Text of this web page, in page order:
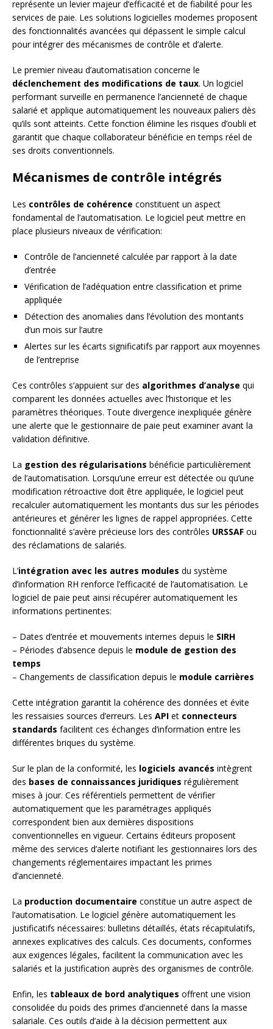
représente un levier majeur d’efficacité et de fiabilité pour les
services de paie. Les solutions logicielles modernes proposent
des fonctionnalités avancées qui dépassent le simple calcul
pour intégrer des mécanismes de contrôle et d’alerte.
Le premier niveau d’automatisation concerne le
déclenchement des modifications de taux. Un logiciel
performant surveille en permanence l’ancienneté de chaque
salarié et applique automatiquement les nouveaux paliers dès
qu’ils sont atteints. Cette fonction élimine les risques d’oubli et
garantit que chaque collaborateur bénéficie en temps réel de
ses droits conventionnels.
Mécanismes de contrôle intégrés
Les contrôles de cohérence constituent un aspect
fondamental de l’automatisation. Le logiciel peut mettre en
place plusieurs niveaux de vérification:
Contrôle de l’ancienneté calculée par rapport à la date
d’entrée
Vérification de l’adéquation entre classification et prime
appliquée
Détection des anomalies dans l’évolution des montants
d’un mois sur l’autre
Alertes sur les écarts significatifs par rapport aux moyennes
de l’entreprise
Ces contrôles s’appuient sur des algorithmes d’analyse qui
comparent les données actuelles avec l’historique et les
paramètres théoriques. Toute divergence inexpliquée génère
une alerte que le gestionnaire de paie peut examiner avant la
validation définitive.
La gestion des régularisations bénéficie particulièrement
de l’automatisation. Lorsqu’une erreur est détectée ou qu’une
modification rétroactive doit être appliquée, le logiciel peut
recalculer automatiquement les montants dus sur les périodes
antérieures et générer les lignes de rappel appropriées. Cette
fonctionnalité s’avère précieuse lors des contrôles URSSAF ou
des réclamations de salariés.
L’intégration avec les autres modules du système
d’information RH renforce l’efficacité de l’automatisation. Le
logiciel de paie peut ainsi récupérer automatiquement les
informations pertinentes:
– Dates d’entrée et mouvements internes depuis le SIRH
– Périodes d’absence depuis le module de gestion des
temps
– Changements de classification depuis le module carrières
Cette intégration garantit la cohérence des données et évite
les ressaisies sources d’erreurs. Les API et connecteurs
standards facilitent ces échanges d’information entre les
différentes briques du système.
Sur le plan de la conformité, les logiciels avancés intègrent
des bases de connaissances juridiques régulièrement
mises à jour. Ces référentiels permettent de vérifier
automatiquement que les paramétrages appliqués
correspondent bien aux dernières dispositions
conventionnelles en vigueur. Certains éditeurs proposent
même des services d’alerte notifiant les gestionnaires lors des
changements réglementaires impactant les primes
d’ancienneté.
La production documentaire constitue un autre aspect de
l’automatisation. Le logiciel génère automatiquement les
justificatifs nécessaires: bulletins détaillés, états récapitulatifs,
annexes explicatives des calculs. Ces documents, conformes
aux exigences légales, facilitent la communication avec les
salariés et la justification auprès des organismes de contrôle.
Enfin, les tableaux de bord analytiques offrent une vision
consolidée du poids des primes d’ancienneté dans la masse
salariale. Ces outils d’aide à la décision permettent aux